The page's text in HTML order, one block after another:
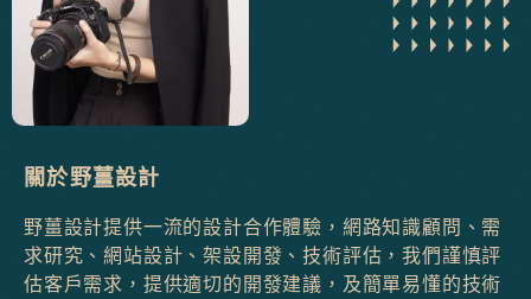
關於野薑設計
野薑設計提供一流的設計合作體驗，網路知識顧問、需
求研究、網站設計、架設開發、技術評估，我們謹慎評
估客戶需求，提供適切的開發建議，及簡單易懂的技術